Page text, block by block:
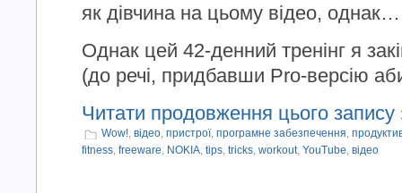
як дівчина на цьому відео, однак…
Однак цей 42-денний тренінг я
(до речі, придбавши Pro-версію
Читати продовження цього запису
Wow!, відео, пристрої, програмне забезпечення,
fitness, freeware, NOKIA, tips, tricks, workout, YouTube, відео